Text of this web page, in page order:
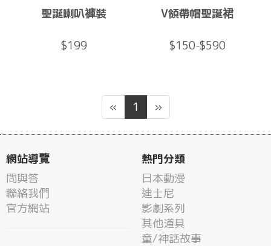
聖誕喇叭褲裝
$199
V領帶帽聖誕裙
$150-$590
« 1 »
網站導覽
問與答
聯絡我們
官方網站
熱門分類
日本動漫
迪士尼
影劇系列
其他道具
童/神話故事